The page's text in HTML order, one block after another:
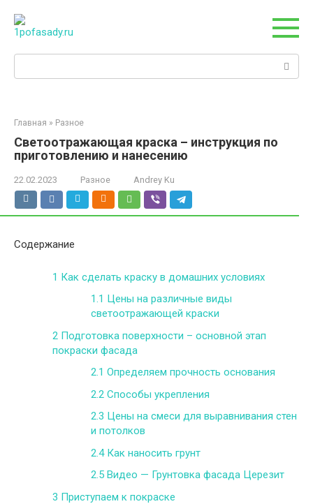
контенту
Главная » Разное
Светоотражающая краска – инструкция по
приготовлению и нанесению
22.02.2023 Разное Andrey Ku
Содержание
1 Как сделать краску в домашних условиях
1.1 Цены на различные виды
светоотражающей краски
2 Подготовка поверхности – основной этап
покраски фасада
2.1 Определяем прочность основания
2.2 Способы укрепления
2.3 Цены на смеси для выравнивания стен
и потолков
2.4Как наносить грунт
2.5 Видео — Грунтовка фасада Церезит
3 Приступаем к покраске